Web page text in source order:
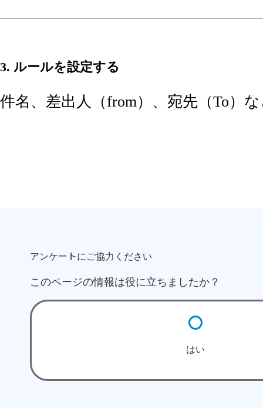
3. ルールを設定する
件名、差出人（from）、宛先（To）
アンケートにご協力ください
このページの情報は役に立ちましたか？
はい